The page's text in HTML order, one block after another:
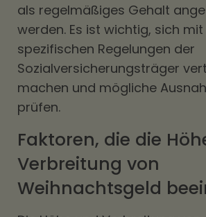
als regelmäßiges Gehalt
werden. Es ist wichtig, sich
spezifischen Regelungen der
Sozialversicherungsträger
machen und mögliche
prüfen.
Faktoren, die die
Verbreitung von
Weihnachtsgeld